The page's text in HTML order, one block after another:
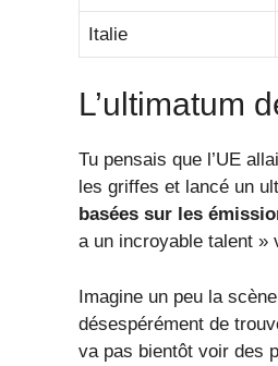
Italie
L’ultimatum
Tu pensais que l’UE
les griffes et lancé un
basées sur les
a un incroyable talent »
Imagine un peu la
désespérément de
va pas bientôt voir des